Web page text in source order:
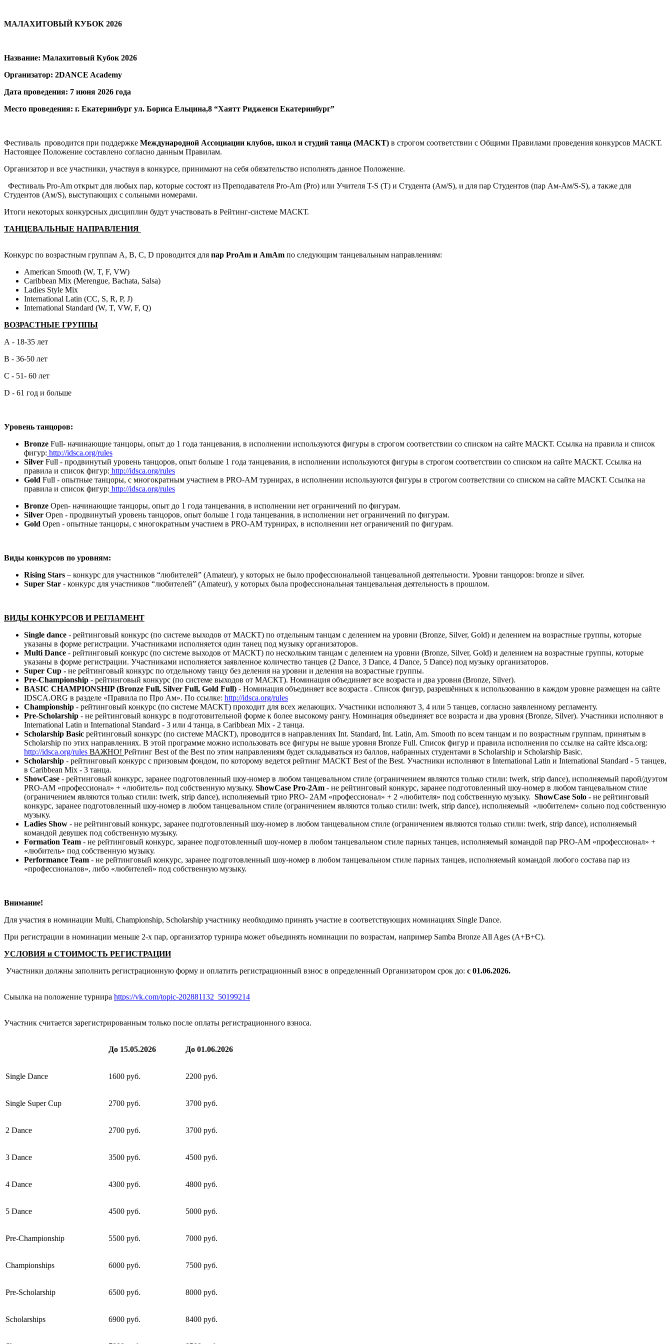
МАЛАХИТОВЫЙ КУБОК 2026
Название: Малахитовый Кубок 2026
Организатор: 2DANCE Academy
Дата проведения: 7 июня 2026 года
Место проведения: г. Екатеринбург ул. Бориса Ельцина,8 “Хаятт Ридженси Екатеринбург”
Фестиваль проводится при поддержке Международной Ассоциации клубов, школ и студий танца (МАСКТ) в строгом соответствии с Общими Правилами проведения конкурсов МАСКТ.
Настоящее Положение составлено согласно данным Правилам.
Организатор и все участники, участвуя в конкурсе, принимают на себя обязательство исполнять данное Положение.
Фестиваль Pro-Am открыт для любых пар, которые состоят из Преподавателя Pro-Am (Pro) или Учителя T-S (T) и Студента (Ам/S), и для пар Студентов (пар Ам-Ам/S-S), а также для
Студентов (Ам/S), выступающих с сольными номерами.
Итоги некоторых конкурсных дисциплин будут участвовать в Рейтинг-системе МАСКТ.
ТАНЦЕВАЛЬНЫЕ НАПРАВЛЕНИЯ
Конкурс по возрастным группам A, B, C, D проводится для пар ProAm и AmAm по следующим танцевальным направлениям:
American Smooth (W, T, F, VW)
Caribbean Mix (Merengue, Bachata, Salsa)
Ladies Style Mix
International Latin (CC, S, R, P, J)
International Standard (W, T, VW, F, Q)
ВОЗРАСТНЫЕ ГРУППЫ
А - 18-35 лет
В - 36-50 лет
С - 51- 60 лет
D - 61 год и больше
Уровень танцоров:
Bronze Full- начинающие танцоры, опыт до 1 года танцевания, в исполнении используются фигуры в строгом соответствии со списком на сайте МАСКТ. Ссылка на правила и список
фигур: http://idsca.org/rules
Silver Full - продвинутый уровень танцоров, опыт больше 1 года танцевания, в исполнении используются фигуры в строгом соответствии со списком на сайте МАСКТ. Ссылка на
правила и список фигур: http://idsca.org/rules
Gold Full - опытные танцоры, с многократным участием в PRO-AM турнирах, в исполнении используются фигуры в строгом соответствии со списком на сайте МАСКТ. Ссылка на
правила и список фигур: http://idsca.org/rules
Bronze Open- начинающие танцоры, опыт до 1 года танцевания, в исполнении нет ограничений по фигурам.
Silver Open - продвинутый уровень танцоров, опыт больше 1 года танцевания, в исполнении нет ограничений по фигурам.
Gold Open - опытные танцоры, с многократным участием в PRO-AM турнирах, в исполнении нет ограничений по фигурам.
Виды конкурсов по уровням:
Rising Stars – конкурс для участников “любителей” (Amateur), у которых не было профессиональной танцевальной деятельности. Уровни танцоров: bronze и silver.
Super Star - конкурс для участников “любителей” (Amateur), у которых была профессиональная танцевальная деятельность в прошлом.
ВИДЫ КОНКУРСОВ И РЕГЛАМЕНТ
Single dance - рейтинговый конкурс (по системе выходов от МАСКТ) по отдельным танцам с делением на уровни (Bronze, Silver, Gold) и делением на возрастные группы, которые
указаны в форме регистрации. Участниками исполняется один танец под музыку организаторов.
Multi Dance - рейтинговый конкурс (по системе выходов от МАСКТ) по нескольким танцам с делением на уровни (Bronze, Silver, Gold) и делением на возрастные группы, которые
указаны в форме регистрации. Участниками исполняется заявленное количество танцев (2 Dance, 3 Dance, 4 Dance, 5 Dance) под музыку организаторов.
Super Cup - не рейтинговый конкурс по отдельному танцу без деления на уровни и деления на возрастные группы.
Pre-Championship - рейтинговый конкурс (по системе выходов от МАСКТ). Номинация объединяет все возраста и два уровня (Bronze, Silver).
BASIC CHAMPIONSHIP (Bronze Full, Silver Full, Gold Full) - Номинация объединяет все возраста . Список фигур, разрешённых к использованию в каждом уровне размещен на сайте
IDSCA.ORG в разделе «Правила по Про Ам». По ссылке: http://idsca.org/rules
Championship - рейтинговый конкурс (по системе МАСКТ) проходит для всех желающих. Участники исполняют 3, 4 или 5 танцев, согласно заявленному регламенту.
Pre-Scholarship - не рейтинговый конкурс в подготовительной форме к более высокому рангу. Номинация объединяет все возраста и два уровня (Bronze, Silver). Участники исполняют в
International Latin и International Standard - 3 или 4 танца, в Caribbean Mix - 2 танца.
Scholarship Basic рейтинговый конкурс (по системе МАСКТ), проводится в направлениях Int. Standard, Int. Latin, Am. Smooth по всем танцам и по возрастным группам, принятым в
Scholarship по этих направлениях. В этой программе можно использовать все фигуры не выше уровня Bronze Full. Список фигур и правила исполнения по ссылке на сайте idsca.org:
http://idsca.org/rules ВАЖНО! Рейтинг Best of the Best по этим направлениям будет складываться из баллов, набранных студентами в Scholarship и Scholarship Basic.
Scholarship - рейтинговый конкурс с призовым фондом, по которому ведется рейтинг МАСКТ Best of the Best. Участники исполняют в International Latin и International Standard - 5 танцев,
в Caribbean Mix - 3 танца.
ShowCase - рейтинговый конкурс, заранее подготовленный шоу-номер в любом танцевальном стиле (ограничением являются только стили: twerk, strip dance), исполняемый парой/дуэтом
PRO-AM «профессионал» + «любитель» под собственную музыку. ShowCase Pro-2Am - не рейтинговый конкурс, заранее подготовленный шоу-номер в любом танцевальном стиле
(ограничением являются только стили: twerk, strip dance), исполняемый трио PRO- 2AM «профессионал» + 2 «любителя» под собственную музыку. ShowCase Solo - не рейтинговый
конкурс, заранее подготовленный шоу-номер в любом танцевальном стиле (ограничением являются только стили: twerk, strip dance), исполняемый «любителем» сольно под собственную
музыку.
Ladies Show - не рейтинговый конкурс, заранее подготовленный шоу-номер в любом танцевальном стиле (ограничением являются только стили: twerk, strip dance), исполняемый
командой девушек под собственную музыку.
Formation Team - не рейтинговый конкурс, заранее подготовленный шоу-номер в любом танцевальном стиле парных танцев, исполняемый командой пар PRO-AM «профессионал» +
«любитель» под собственную музыку.
Performance Team - не рейтинговый конкурс, заранее подготовленный шоу-номер в любом танцевальном стиле парных танцев, исполняемый командой любого состава пар из
«профессионалов», либо «любителей» под собственную музыку.
Внимание!
Для участия в номинации Multi, Championship, Scholarship участнику необходимо принять участие в соответствующих номинациях Single Dance.
При регистрации в номинации меньше 2-х пар, организатор турнира может объединять номинации по возрастам, например Samba Bronze All Ages (A+B+C).
УСЛОВИЯ и СТОИМОСТЬ РЕГИСТРАЦИИ
Участники должны заполнить регистрационную форму и оплатить регистрационный взнос в определенный Организатором срок до: с 01.06.2026.
Сыылка на положение турнира https://vk.com/topic-202881132_50199214
Участник считается зарегистрированным только после оплаты регистрационного взноса.
До 15.05.2026 До 01.06.2026
Single Dance 1600 руб. 2200 руб.
Single Super Cup 2700 руб. 3700 руб.
2 Dance 2700 руб. 3700 руб.
3 Dance 3500 руб. 4500 руб.
4 Dance 4300 руб. 4800 руб.
5 Dance 4500 руб. 5000 руб.
Pre-Championship 5500 руб. 7000 руб.
Championships 6000 руб. 7500 руб.
Pre-Scholarship 6500 руб. 8000 руб.
Scholarships 6900 руб. 8400 руб.